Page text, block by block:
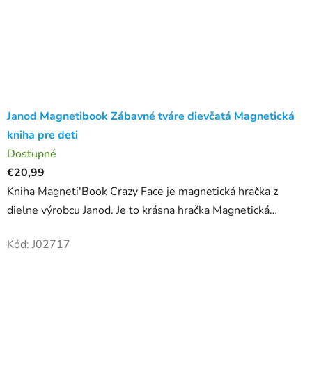
Janod Magnetibook Zábavné tváre dievčatá Magnetická
kniha pre deti
Dostupné
€20,99
Kniha Magneti'Book Crazy Face je magnetická hračka z
dielne výrobcu Janod. Je to krásna hračka Magnetická
zaujme....
Kód: J02717